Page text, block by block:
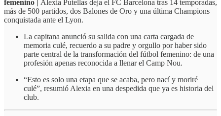
femenino | Alexia Putellas deja el FC Barcelona tras 14 temporadas,
más de 500 partidos, dos Balones de Oro y una última Champions
conquistada ante el Lyon.
La capitana anunció su salida con una carta cargada de
memoria culé, recuerdo a su padre y orgullo por haber sido
parte central de la transformación del fútbol femenino: de una
profesión apenas reconocida a llenar el Camp Nou.
“Esto es solo una etapa que se acaba, pero nací y moriré
culé”, resumió Alexia en una despedida que ya es historia del
club.